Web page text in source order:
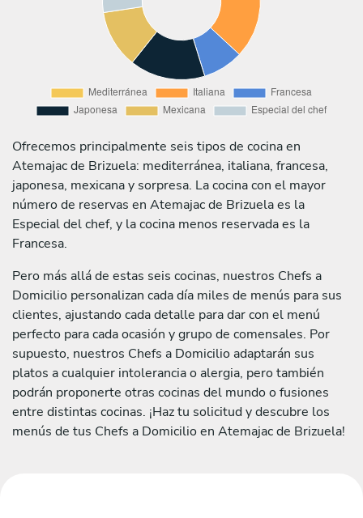
Ofrecemos principalmente seis tipos de cocina en
Atemajac de Brizuela: mediterránea, italiana, francesa,
japonesa, mexicana y sorpresa. La cocina con el mayor
número de reservas en Atemajac de Brizuela es la
Especial del chef, y la cocina menos reservada es la
Francesa.
Pero más allá de estas seis cocinas, nuestros Chefs a
Domicilio personalizan cada día miles de menús para sus
clientes, ajustando cada detalle para dar con el menú
perfecto para cada ocasión y grupo de comensales. Por
supuesto, nuestros Chefs a Domicilio adaptarán sus
platos a cualquier intolerancia o alergia, pero también
podrán proponerte otras cocinas del mundo o fusiones
entre distintas cocinas. ¡Haz tu solicitud y descubre los
menús de tus Chefs a Domicilio en Atemajac de Brizuela!